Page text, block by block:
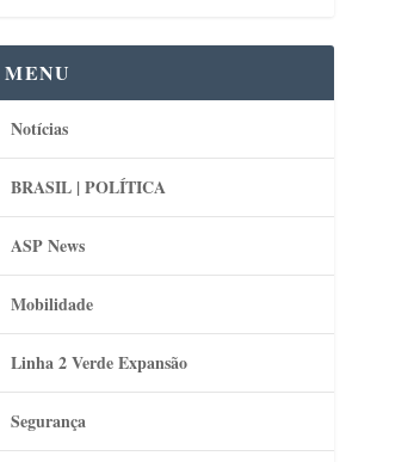
MENU
Notícias
BRASIL | POLÍTICA
ASP News
Mobilidade
Linha 2 Verde Expansão
Segurança